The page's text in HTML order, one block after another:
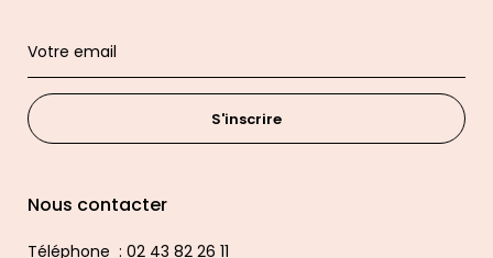
S'inscrire
Nous contacter
Téléphone : 02 43 82 26 11